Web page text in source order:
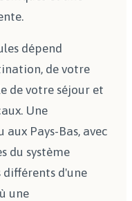
dépend
de votre
de votre séjour et
Une
Pays-Bas, avec
du système
différents d'une
une